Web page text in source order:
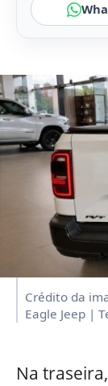
Crédito da
Eagle Jeep |
Na